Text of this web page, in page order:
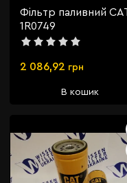
Фільтр паливний
1R0749
2 086,92 грн
В кошик